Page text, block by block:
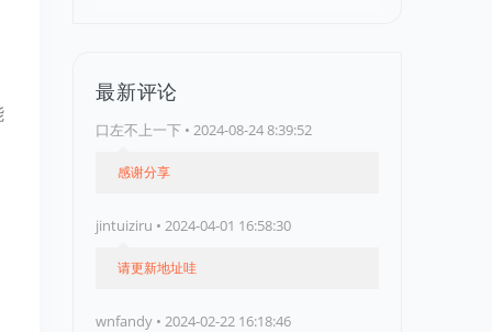
最新评论
口左不上一下 • 2024-08-24 8:39:52
感谢分享
jintuiziru • 2024-04-01 16:58:30
请更新地址哇
wnfandy • 2024-02-22 16:18:46